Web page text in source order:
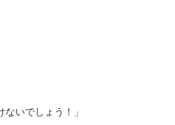
ないでしょう！」